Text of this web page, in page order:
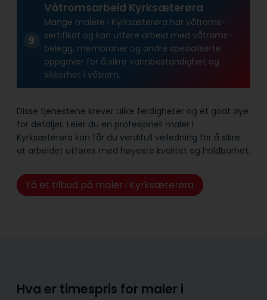
Våtromsarbeid Kyrksæterøra
Mange malere i Kyrksæterøra har våtroms­
sertifikat og kan utføre arbeid med våtroms­
belegg, membraner og andre spesialiserte
oppgaver for å sikre vann­bestandighet og
sikkerhet i våtrom.
Disse tjenestene krever ulike ferdigheter og et godt øye
for detaljer. Leier du en profesjonell maler i
Kyrksæterøra kan får du verdifull veiledning for å sikre
at arbeidet utføres med høyeste kvalitet og holdbarhet.
Få et tilbud på maler i Kyrksæterøra
Hva er timespris for maler i